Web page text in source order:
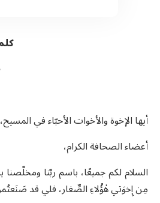
أيها الإخوة والأخوات الأحبّاء في المسيح،
أعضاء الصحافة الكرام،
السلام لكم جميعًا، باسم ربّنا
مِن إِخوَتي هٰؤُلاءِ الصِّغار، فلي قد صَنَعتُموه"